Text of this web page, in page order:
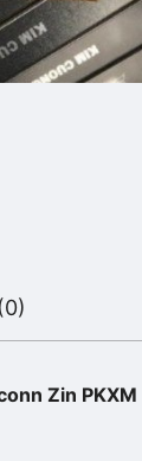
Zin PKXM